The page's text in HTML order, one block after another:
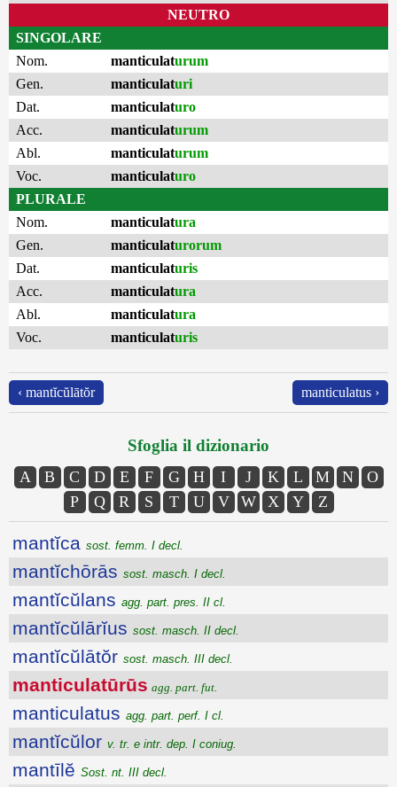
NEUTRO
SINGOLARE
Nom.
manticulaturum
Gen.
manticulaturi
Dat.
manticulaturo
Acc.
manticulaturum
Abl.
manticulaturum
Voc.
manticulaturo
PLURALE
Nom.
manticulatura
Gen.
manticulaturorum
Dat.
manticulaturis
Acc.
manticulatura
Abl.
manticulatura
Voc.
manticulaturis
‹ mantĭcŭlātŏr manticulatus ›
Sfoglia il dizionario
A B C D E F G H I J K L M N
O
P
Q R S T U V W X Y Z
mantĭca sost. femm. I decl.
mantĭchōrās sost. masch. I decl.
mantĭcŭlans agg. part. pres. II cl.
mantĭcŭlārĭus sost. masch. II decl.
mantĭcŭlātŏr sost. masch. III decl.
manticulatūrūs agg. part. fut.
manticulatus agg. part. perf. I cl.
mantĭcŭlor v. tr. e intr. dep. I coniug.
mantīlĕ Sost. nt. III decl.